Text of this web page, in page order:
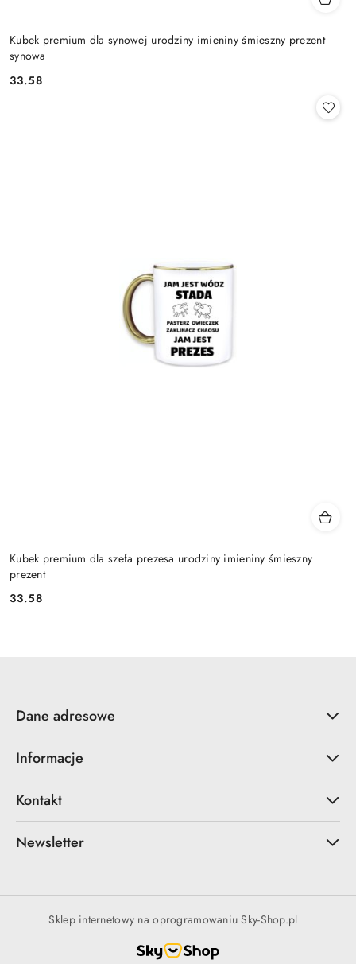
Kubek premium dla synowej urodziny imieniny śmieszny prezent
synowa
Cena:
33.58
Kubek premium dla szefa prezesa urodziny imieniny śmieszny
prezent
Cena:
33.58
Dane adresowe
Informacje
Kontakt
Newsletter
Sklep internetowy na oprogramowaniu Sky-Shop.pl